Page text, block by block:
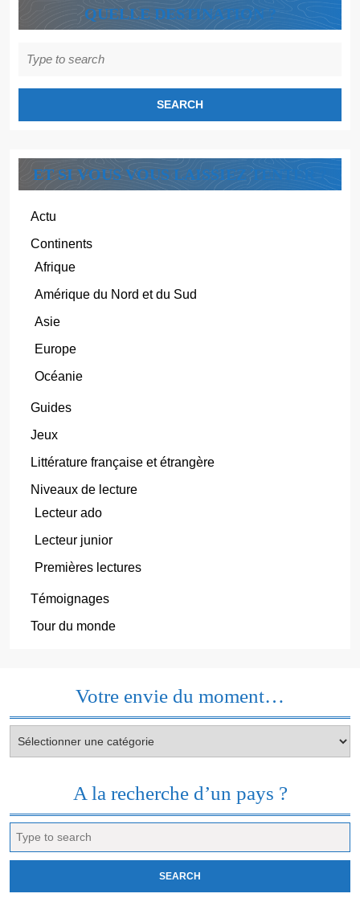
QUELLE DESTINATION ?
for:
ET SI VOUS VOUS LAISSIEZ TENTER ?
Actu
Continents
Afrique
Amérique du Nord et du Sud
Asie
Europe
Océanie
Guides
Jeux
Littérature française et étrangère
Niveaux de lecture
Lecteur ado
Lecteur junior
Premières lectures
Témoignages
Tour du monde
Votre envie du moment…
envie
A la recherche d’un pays ?
for: